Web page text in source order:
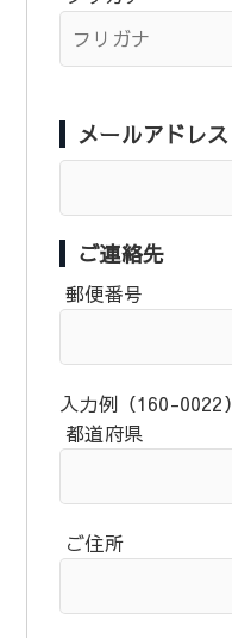
メールアドレス
ご連絡先
郵便番号
入力例（160-0022）
都道府県
ご住所